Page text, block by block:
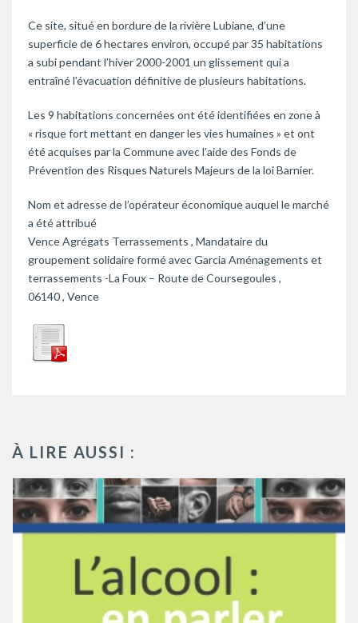
Ce site, situé en bordure de la rivière Lubiane, d’une
superficie de 6 hectares environ, occupé par 35 habitations
a subi pendant l’hiver 2000-2001 un glissement qui a
entraîné l’évacuation définitive de plusieurs habitations.
Les 9 habitations concernées ont été identifiées en zone à
« risque fort mettant en danger les vies humaines » et ont
été acquises par la Commune avec l’aide des Fonds de
Prévention des Risques Naturels Majeurs de la loi Barnier.
Nom et adresse de l’opérateur économique auquel le marché
a été attribué
Vence Agrégats Terrassements , Mandataire du
groupement solidaire formé avec Garcia Aménagements et
terrassements -La Foux – Route de Coursegoules ,
06140 , Vence
À LIRE AUSSI :